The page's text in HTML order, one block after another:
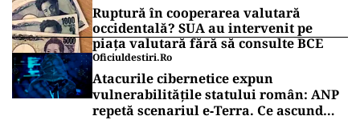
Ruptură în cooperarea valutară
occidentală? SUA au intervenit pe
piața valutară fără să consulte BCE
Oficiuldestiri.ro
Atacurile cibernetice expun
vulnerabilitățile statului român: ANP
repetă scenariul e‑Terra. Ce ascund